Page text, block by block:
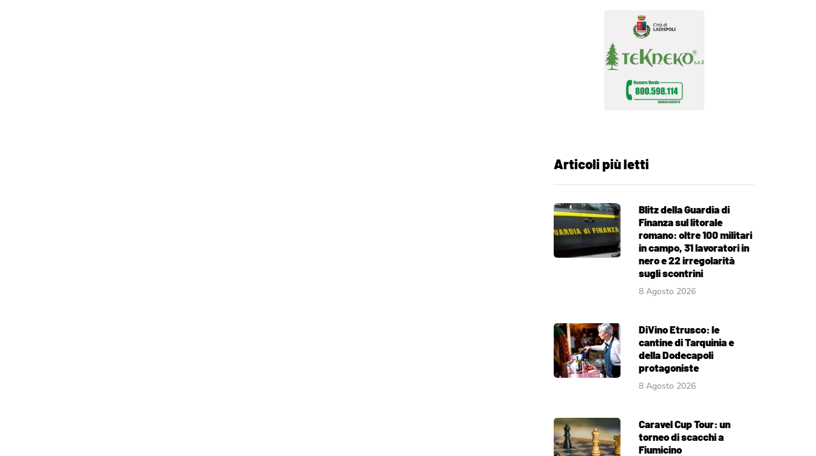
Articoli più letti
Blitz della Guardia di
Finanza sul litorale
romano: oltre 100 militari
in campo, 31 lavoratori in
nero e 22 irregolarità
sugli scontrini
8 Agosto 2026
DiVino Etrusco: le
cantine di Tarquinia e
della Dodecapoli
protagoniste
8 Agosto 2026
Caravel Cup Tour: un
torneo di scacchi a
Fiumicino